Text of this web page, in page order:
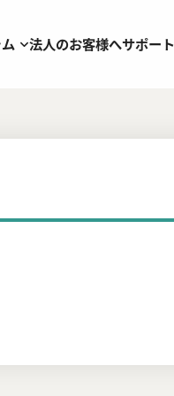
法人のお客様へサポート